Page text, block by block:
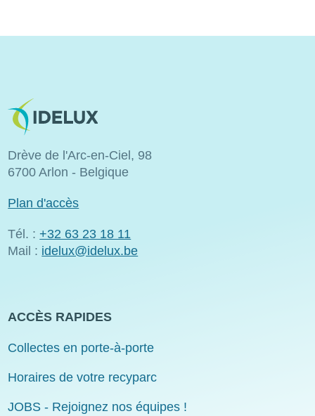
Image
Drève de l'Arc-en-Ciel, 98
6700 Arlon - Belgique
Plan d'accès
Tél. : +32 63 23 18 11
Mail : idelux@idelux.be
ACCÈS RAPIDES
Collectes en porte-à-porte
Horaires de votre recyparc
JOBS - Rejoignez nos équipes !